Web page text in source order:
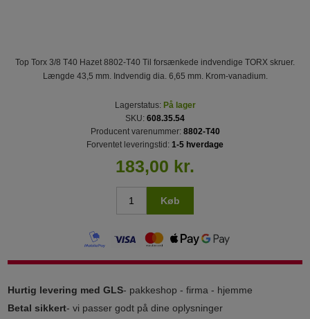
Top Torx 3/8 T40 Hazet 8802-T40 Til forsænkede indvendige TORX skruer.
Længde 43,5 mm. Indvendig dia. 6,65 mm. Krom-vanadium.
Lagerstatus: På lager
SKU: 608.35.54
Producent varenummer: 8802-T40
Forventet leveringstid: 1-5 hverdage
183,00 kr.
Køb
Hurtig levering med GLS- pakkeshop - firma - hjemme
Betal sikkert- vi passer godt på dine oplysninger